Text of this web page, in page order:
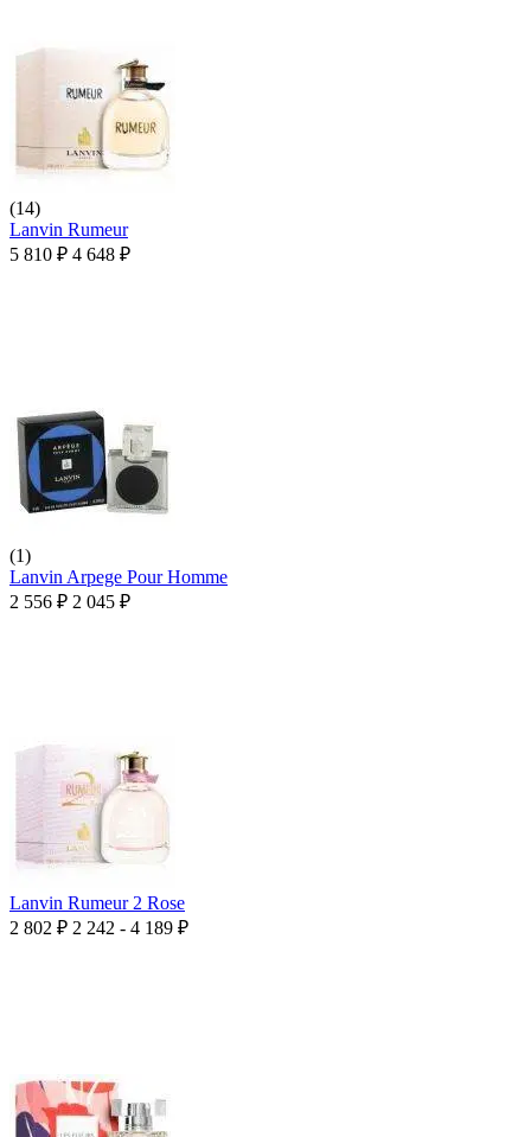
(14)
Lanvin Rumeur
5 810 ₽ 4 648 ₽
(1)
Lanvin Arpege Pour Homme
2 556 ₽ 2 045 ₽
Lanvin Rumeur 2 Rose
2 802 ₽ 2 242 - 4 189 ₽